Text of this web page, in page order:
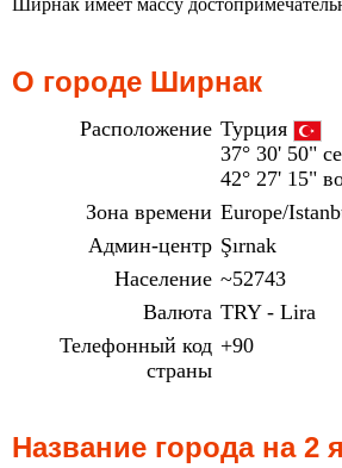
Ширнак имеет массу
О городе Ширнак
Расположение Турция
37° 30' 50"
42° 27' 15"
Зона времени Europe/
Админ-центр Şırnak
Население ~52743
Валюта TRY - Lira
Телефонный код
страны
+90
Название города на 2